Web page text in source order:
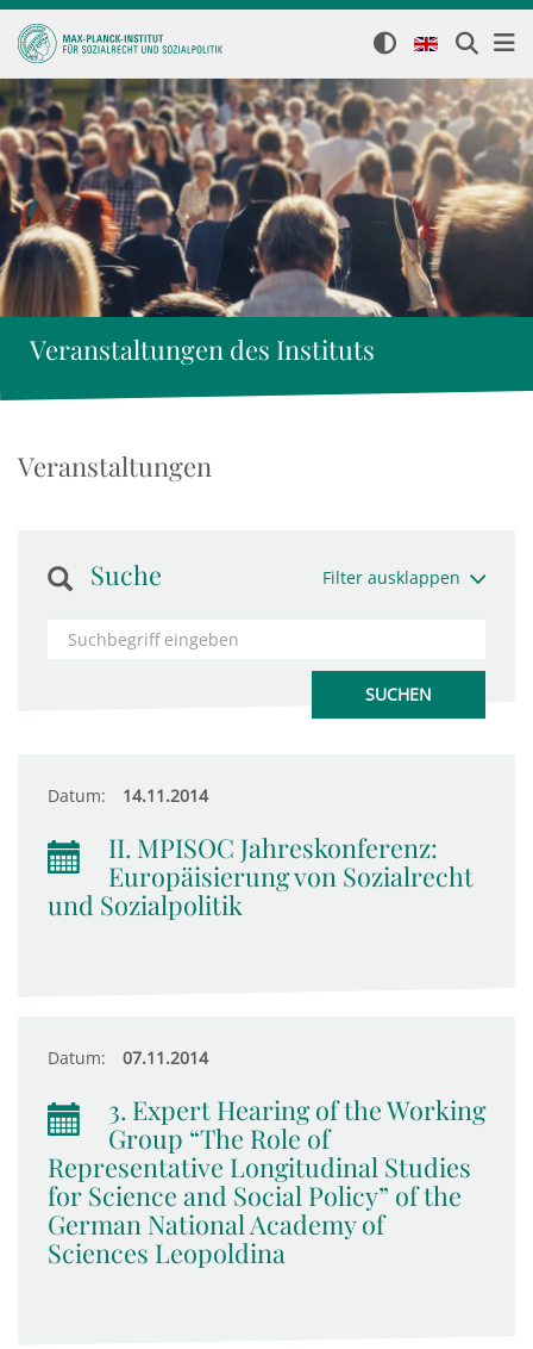
Veranstaltungen des Instituts
Veranstaltungen
Suche Filter ausklappen
Datum: 14.11.2014
II. MPISOC Jahreskonferenz:
Europäisierung von Sozialrecht
und Sozialpolitik
Datum: 07.11.2014
3. Expert Hearing of the Working
Group “The Role of
Representative Longitudinal Studies
for Science and Social Policy” of the
German National Academy of
Sciences Leopoldina